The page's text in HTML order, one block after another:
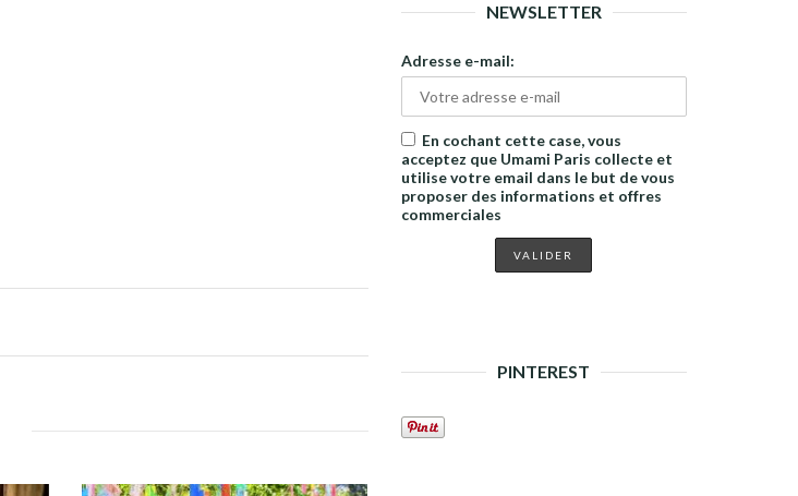
NEWSLETTER
Adresse e-mail:
En cochant cette case, vous
acceptez que Umami Paris collecte et
utilise votre email dans le but de vous
proposer des informations et offres
commerciales
PINTEREST